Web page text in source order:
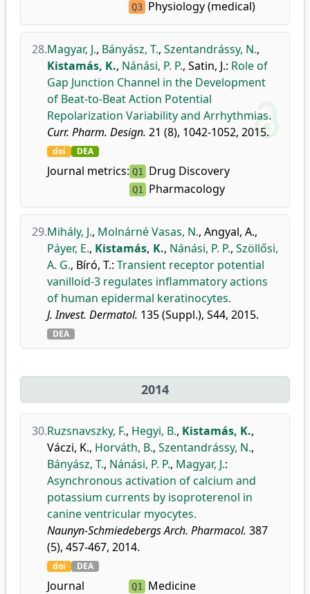
Q3 Physiology (medical)
28.Magyar, J., Bányász, T., Szentandrássy, N.,
Kistamás, K., Nánási, P. P., Satin, J.: Role of
Gap Junction Channel in the Development
of Beat-to-Beat Action Potential
Repolarization Variability and Arrhythmias.
Curr. Pharm. Design. 21 (8), 1042-1052, 2015.
doi DEA
Journal metrics: Q1 Drug Discovery
Q1 Pharmacology
29.Mihály, J., Molnárné Vasas, N., Angyal, A.,
Páyer, E., Kistamás, K., Nánási, P. P., Szöllősi,
A. G., Bíró, T.: Transient receptor potential
vanilloid-3 regulates inflammatory actions
of human epidermal keratinocytes.
J. Invest. Dermatol. 135 (Suppl.), S44, 2015.
DEA
2014
30.Ruzsnavszky, F., Hegyi, B., Kistamás, K.,
Váczi, K., Horváth, B., Szentandrássy, N.,
Bányász, T., Nánási, P. P., Magyar, J.:
Asynchronous activation of calcium and
potassium currents by isoproterenol in
canine ventricular myocytes.
Naunyn-Schmiedebergs Arch. Pharmacol. 387
(5), 457-467, 2014.
doi DEA
Journal
Q1 Medicine